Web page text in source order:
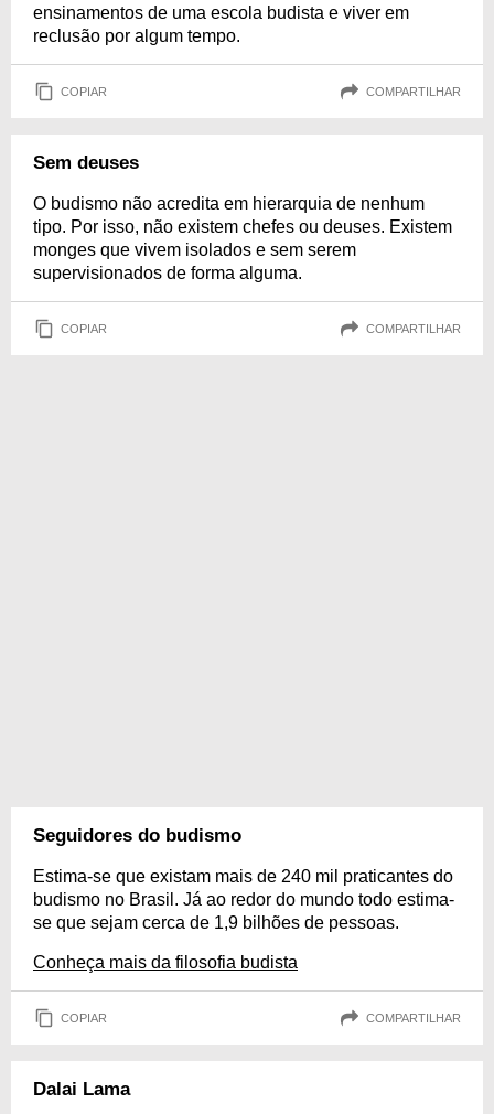
ensinamentos de uma escola budista e viver em
reclusão por algum tempo.
COPIAR COMPARTILHAR
Sem deuses
O budismo não acredita em hierarquia de nenhum
tipo. Por isso, não existem chefes ou deuses. Existem
monges que vivem isolados e sem serem
supervisionados de forma alguma.
COPIAR COMPARTILHAR
Seguidores do budismo
Estima-se que existam mais de 240 mil praticantes do
budismo no Brasil. Já ao redor do mundo todo estima-
se que sejam cerca de 1,9 bilhões de pessoas.
Conheça mais da filosofia budista
COPIAR COMPARTILHAR
Dalai Lama